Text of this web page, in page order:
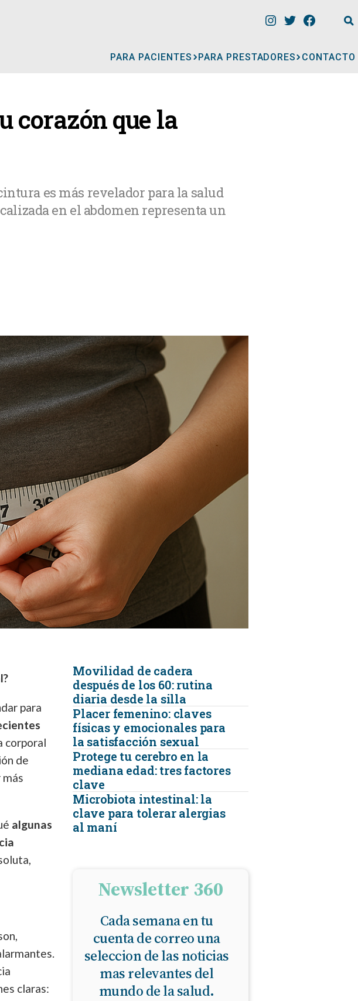
PARA PACIENTES
MÉDICOS
IMAGENES MEDICAS
OBRAS SOCIALES
LABORATORIOS
ORTOPEDIAS
ÓPTICAS
KINESIOLOGÍA
TRAUMATOLOGIA
SERVICIOS DE AMBULANCIAS
PARA PRESTADORES CONTACTO
corazón que la
es más revelador para la salud
en el abdomen representa un
para
corporal
de
algunas
claras:
Movilidad de cadera
después de los 60: rutina
diaria desde la silla
Placer femenino: claves
físicas y emocionales para
la satisfacción sexual
Protege tu cerebro en la
mediana edad: tres factores
clave
Microbiota intestinal: la
clave para tolerar alergias
al maní
Newsletter 360
Cada semana en tu
cuenta de correo una
seleccion de las noticias
mas relevantes del
mundo de la salud.